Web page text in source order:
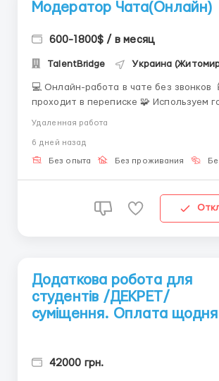
Модератор Чата(Онлайн)
600-1800$ / в месяц
TalentBridge Украина
💻 Онлайн-работа в чате без звонков 📱 Вся работа
проходит в переписке 🧩 Используем готовые
инструкции и переводчик 😌 Никакого стресса и
Поддержку наставников 🌈 Дружную команду
📌 Требования: 💻 К...
Удаленная работа
6 дней назад
Без опыта Без проживания
Додаткова робота для
студентів /ДЕКРЕТ/
суміщення. Оплата
42000 грн.